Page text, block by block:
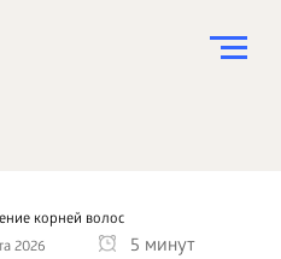
корней волос
2026
5 минут